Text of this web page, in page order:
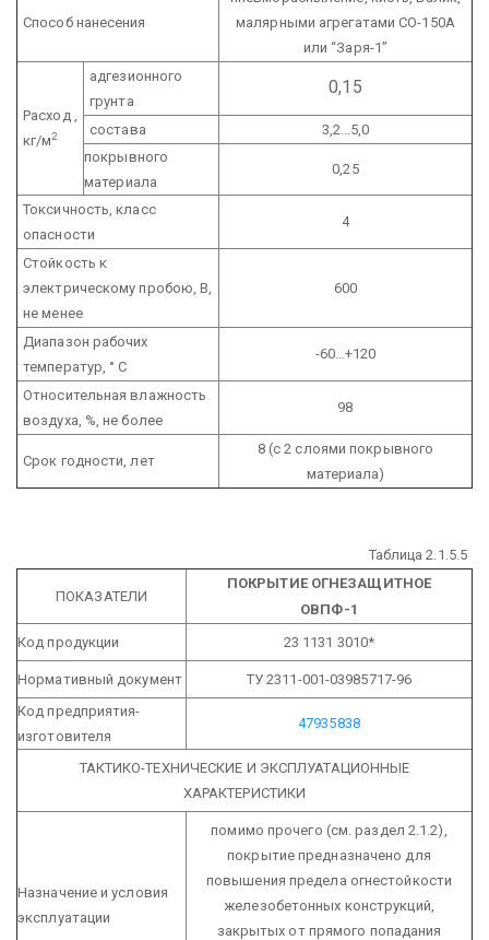
Способ нанесения
малярными агрегатами СО-150А
или “Заря-1”
Расход ,
кг/м2
адгезионного
грунта
0,15
состава
3,2...5,0
покрывного
материала
0,25
Токсичность, класс
опасности
4
Стойкость к
электрическому пробою, В,
не менее
600
Диапазон рабочих
температур, ° С
-60…+120
Относительная влажность
воздуха, %, не более
98
Срок годности, лет
8 (с 2 слоями покрывного
материала)
Таблица 2.1.5.5
ПОКАЗАТЕЛИ
ПОКРЫТИЕ ОГНЕЗАЩИТНОЕ
ОВПФ-1
Код продукции
23 1131 3010*
Нормативный документ
ТУ 2311-001-03985717-96
Код предприятия-
изготовителя
47935838
ТАКТИКО-ТЕХНИЧЕСКИЕ И ЭКСПЛУАТАЦИОННЫЕ
ХАРАКТЕРИСТИКИ
Назначение и условия
эксплуатации
помимо прочего (см. раздел 2.1.2),
покрытие предназначено для
повышения предела огнестойкости
железобетонных конструкций,
закрытых от прямого попадания